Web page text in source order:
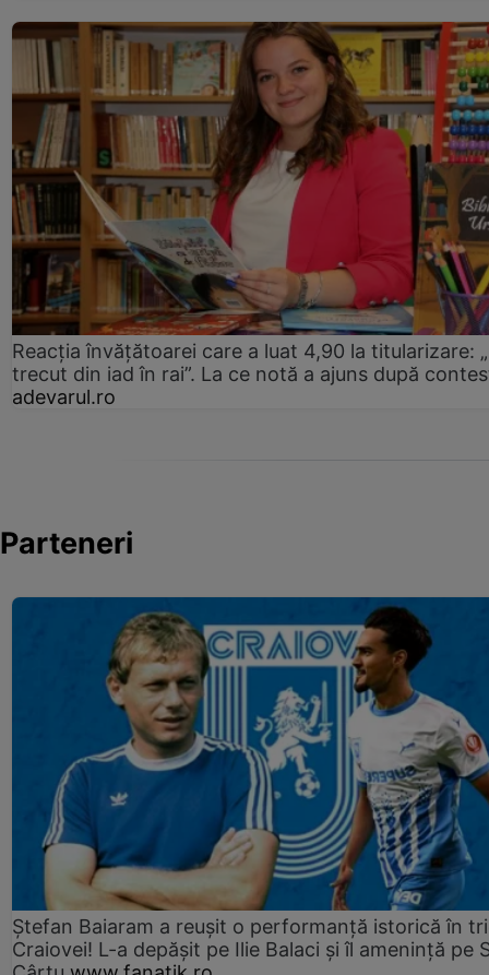
Reacția învățătoarei care a luat 4,90 la titularizare:
trecut din iad în rai”. La ce notă a ajuns după
adevarul.ro
Parteneri
Ștefan Baiaram a reușit o performanță istorică în
Craiovei! L-a depășit pe Ilie Balaci și îl amenință pe